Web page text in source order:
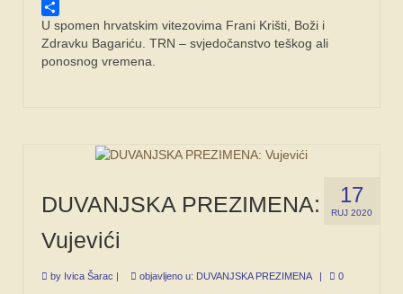
Email
Share
U spomen hrvatskim vitezovima Frani Krišti, Boži i
Zdravku Bagariću. TRN – svjedočanstvo teškog ali
ponosnog vremena.
17
RUJ 2020
DUVANJSKA PREZIMENA:
Vujevići
by Ivica Šarac objavljeno u: DUVANJSKA PREZIMENA 0